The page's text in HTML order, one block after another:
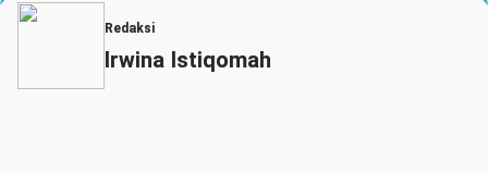
Redaksi
Irwina Istiqomah